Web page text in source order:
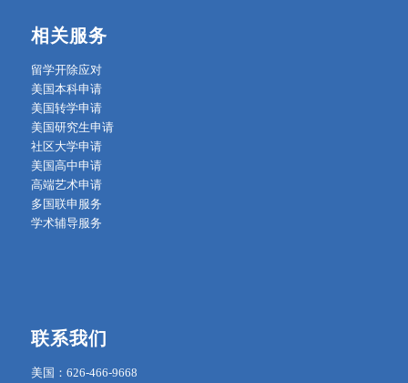
相关服务
留学开除应对
美国本科申请
美国转学申请
美国研究生申请
社区大学申请
美国高中申请
高端艺术申请
多国联申服务
学术辅导服务
联系我们
美国：626-466-9668